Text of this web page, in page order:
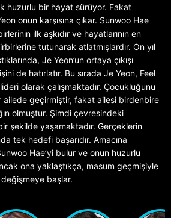
huzurlu bir hayat sürüyor. Fakat
onun karşısına çıkar. Sunwoo Hae
ilk aşkıdır ve hayatlarının en
tutunarak atlatmışlardır. On yıl
Je Yeon’un ortaya çıkışı
de hatırlatır. Bu sırada Je Yeon, Feel
olarak çalışmaktadır. Çocukluğunu
ailede geçirmiştir, fakat ailesi birdenbire
olmuştur. Şimdi çevresindeki
şekilde yaşamaktadır. Gerçeklerin
tek hedefi başarıdır. Amacına
Hae’yi bulur ve onun huzurlu
ona yaklaştıkça, masum geçmişiyle
başlar.